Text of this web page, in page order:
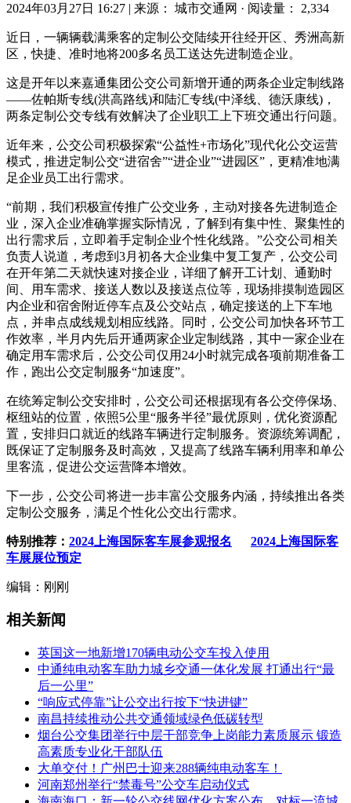
2024年03月27日 16:27 | 来源： 城市交通网 · 阅读量： 2,334
近日，一辆辆载满乘客的定制公交陆续开往经开区、秀洲高新
区，快捷、准时地将200多名员工送达先进制造企业。
这是开年以来嘉通集团公交公司新增开通的两条企业定制线路
——佐帕斯专线(洪高路线)和陆汇专线(中泽线、德沃康线)，
两条定制公交专线有效解决了企业职工上下班交通出行问题。
近年来，公交公司积极探索“公益性+市场化”现代化公交运营
模式，推进定制公交“进宿舍”“进企业”“进园区”，更精准地满
足企业员工出行需求。
“前期，我们积极宣传推广公交业务，主动对接各先进制造企
业，深入企业准确掌握实际情况，了解到有集中性、聚集性的
出行需求后，立即着手定制企业个性化线路。”公交公司相关
负责人说道，考虑到3月初各大企业集中复工复产，公交公司
在开年第二天就快速对接企业，详细了解开工计划、通勤时
间、用车需求、接送人数以及接送点位等，现场排摸制造园区
内企业和宿舍附近停车点及公交站点，确定接送的上下车地
点，并串点成线规划相应线路。同时，公交公司加快各环节工
作效率，半月内先后开通两家企业定制线路，其中一家企业在
确定用车需求后，公交公司仅用24小时就完成各项前期准备工
作，跑出公交定制服务“加速度”。
在统筹定制公交安排时，公交公司还根据现有各公交停保场、
枢纽站的位置，依照5公里“服务半径”最优原则，优化资源配
置，安排归口就近的线路车辆进行定制服务。资源统筹调配，
既保证了定制服务及时高效，又提高了线路车辆利用率和单公
里客流，促进公交运营降本增效。
下一步，公交公司将进一步丰富公交服务内涵，持续推出各类
定制公交服务，满足个性化公交出行需求。
特别推荐： 2024上海国际客车展参观报名
2024上海国际客
车展展位预定
编辑：刚刚
相关新闻
英国这一地新增170辆电动公交车投入使用
中通纯电动客车助力城乡交通一体化发展 打通出行“最
后一公里”
“响应式停靠”让公交出行按下“快进键”
南昌持续推动公共交通领域绿色低碳转型
烟台公交集团举行中层干部竞争上岗能力素质展示 锻造
高素质专业化干部队伍
大单交付！广州巴士迎来288辆纯电动客车！
河南郑州举行“禁毒号”公交车启动仪式